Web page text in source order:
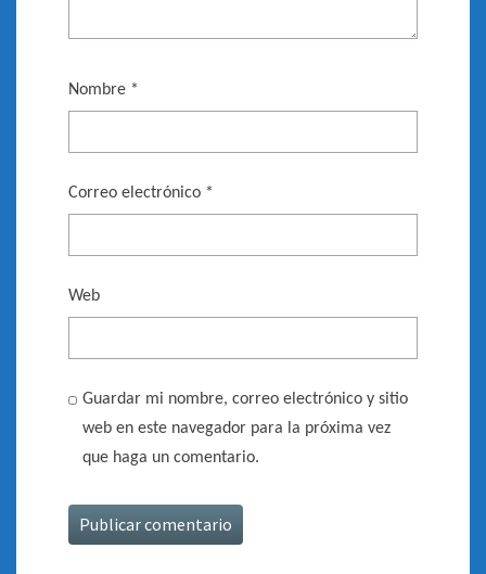
Nombre *
Correo electrónico *
Web
Guardar mi nombre, correo electrónico y sitio
web en este navegador para la próxima vez
que haga un comentario.